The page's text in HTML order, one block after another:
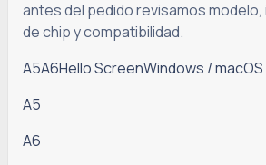
antes del pedido revisamos modelo,
de chip y compatibilidad.
A5A6Hello ScreenWindows / macOS
A5
A6